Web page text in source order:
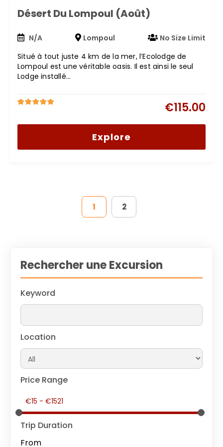
Désert Du Lompoul (Août)
N/A Lompoul
No Size Limit
Situé à tout juste 4 km de la mer, l’Ecolodge de
Lompoul est une véritable oasis. Il est ainsi le seul
Lodge installé…
€115.00
Explore
1 2
Rechercher une Excursion
Keyword
Location
Price Range
Trip Duration
From